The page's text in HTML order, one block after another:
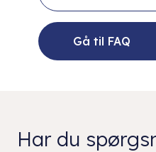
Gå til FAQ
Har du